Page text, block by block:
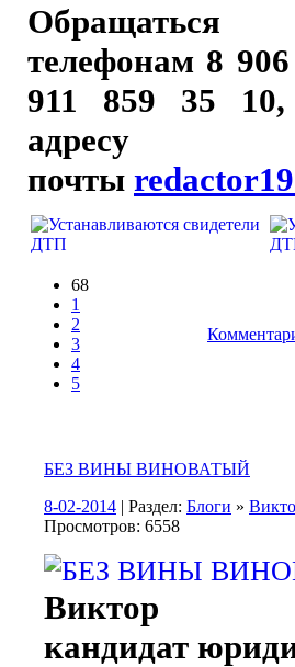
телефонам 8
911 859 35
адресу
почты
68
1
2
3
4
5
БЕЗ ВИНЫ ВИНОВАТЫЙ
8-02-2014 | Раздел: Блоги »
Просмотров: 6558
Виктор
кандидат